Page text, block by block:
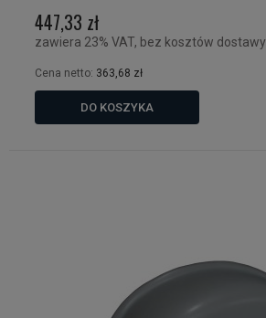
447,33 zł
zawiera 23% VAT, bez kosztów dostawy
Cena netto: 363,68 zł
DO KOSZYKA